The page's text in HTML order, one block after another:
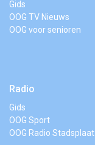
Gids
OOG TV Nieuws
OOG voor senioren
Radio
Gids
OOG Sport
OOG Radio Stadsplaat